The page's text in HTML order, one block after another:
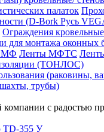
палаток
(D-Bork Русь
Ограждения кровельные
для монтажа оконных
МФ Ленты МФТС
(TОНЛОС)
трубы)
с радостью